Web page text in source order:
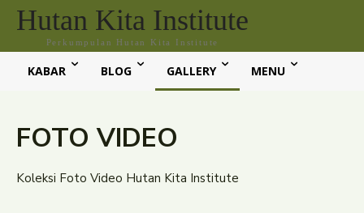
Hutan Kita Institute
Perkumpulan Hutan Kita Institute
KABAR BLOG GALLERY MENU
FOTO VIDEO
Koleksi Foto Video Hutan Kita Institute